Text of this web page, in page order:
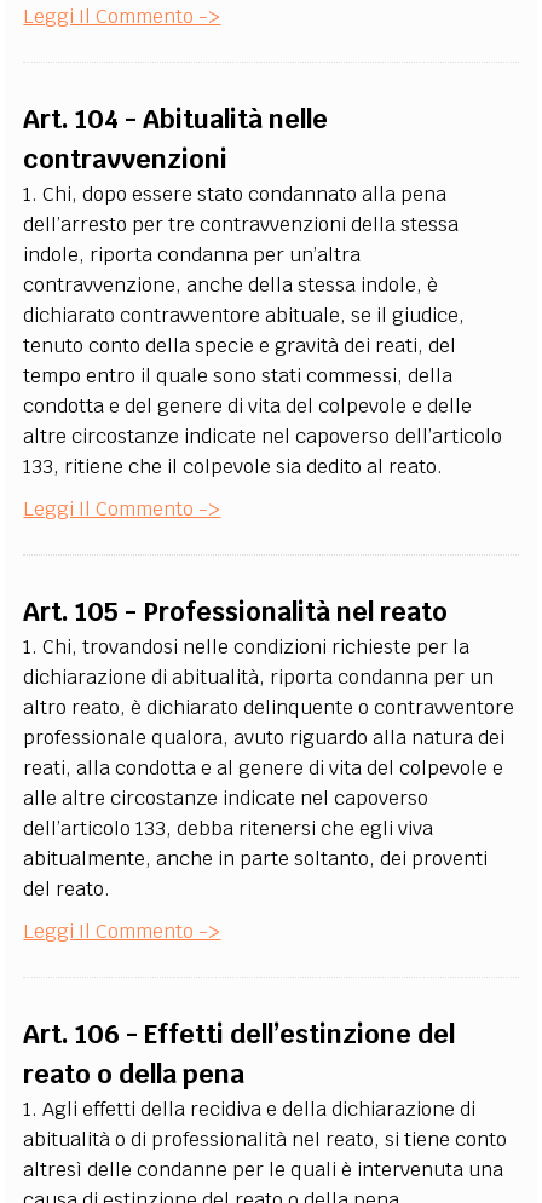
Leggi Il Commento ->
Art. 104 - Abitualità nelle
contravvenzioni
1. Chi, dopo essere stato condannato alla pena
dell’arresto per tre contravvenzioni della stessa
indole, riporta condanna per un’altra
contravvenzione, anche della stessa indole, è
dichiarato contravventore abituale, se il giudice,
tenuto conto della specie e gravità dei reati, del
tempo entro il quale sono stati commessi, della
condotta e del genere di vita del colpevole e delle
altre circostanze indicate nel capoverso dell’articolo
133, ritiene che il colpevole sia dedito al reato.
Leggi Il Commento ->
Art. 105 - Professionalità nel reato
1. Chi, trovandosi nelle condizioni richieste per la
dichiarazione di abitualità, riporta condanna per un
altro reato, è dichiarato delinquente o contravventore
professionale qualora, avuto riguardo alla natura dei
reati, alla condotta e al genere di vita del colpevole e
alle altre circostanze indicate nel capoverso
dell’articolo 133, debba ritenersi che egli viva
abitualmente, anche in parte soltanto, dei proventi
del reato.
Leggi Il Commento ->
Art. 106 - Effetti dell’estinzione del
reato o della pena
1. Agli effetti della recidiva e della dichiarazione di
abitualità o di professionalità nel reato, si tiene conto
altresì delle condanne per le quali è intervenuta una